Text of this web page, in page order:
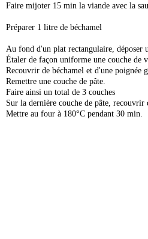
Faire mijoter 15 min la viande avec la
Préparer 1 litre de béchamel
Au fond d'un plat rectangulaire, déposer
Étaler de façon uniforme une couche de
Recouvrir de béchamel et d'une poignée
Remettre une couche de pâte.
Faire ainsi un total de 3 couches
Sur la dernière couche de pâte, recouvrir
Mettre au four à 180°C pendant 30 min.